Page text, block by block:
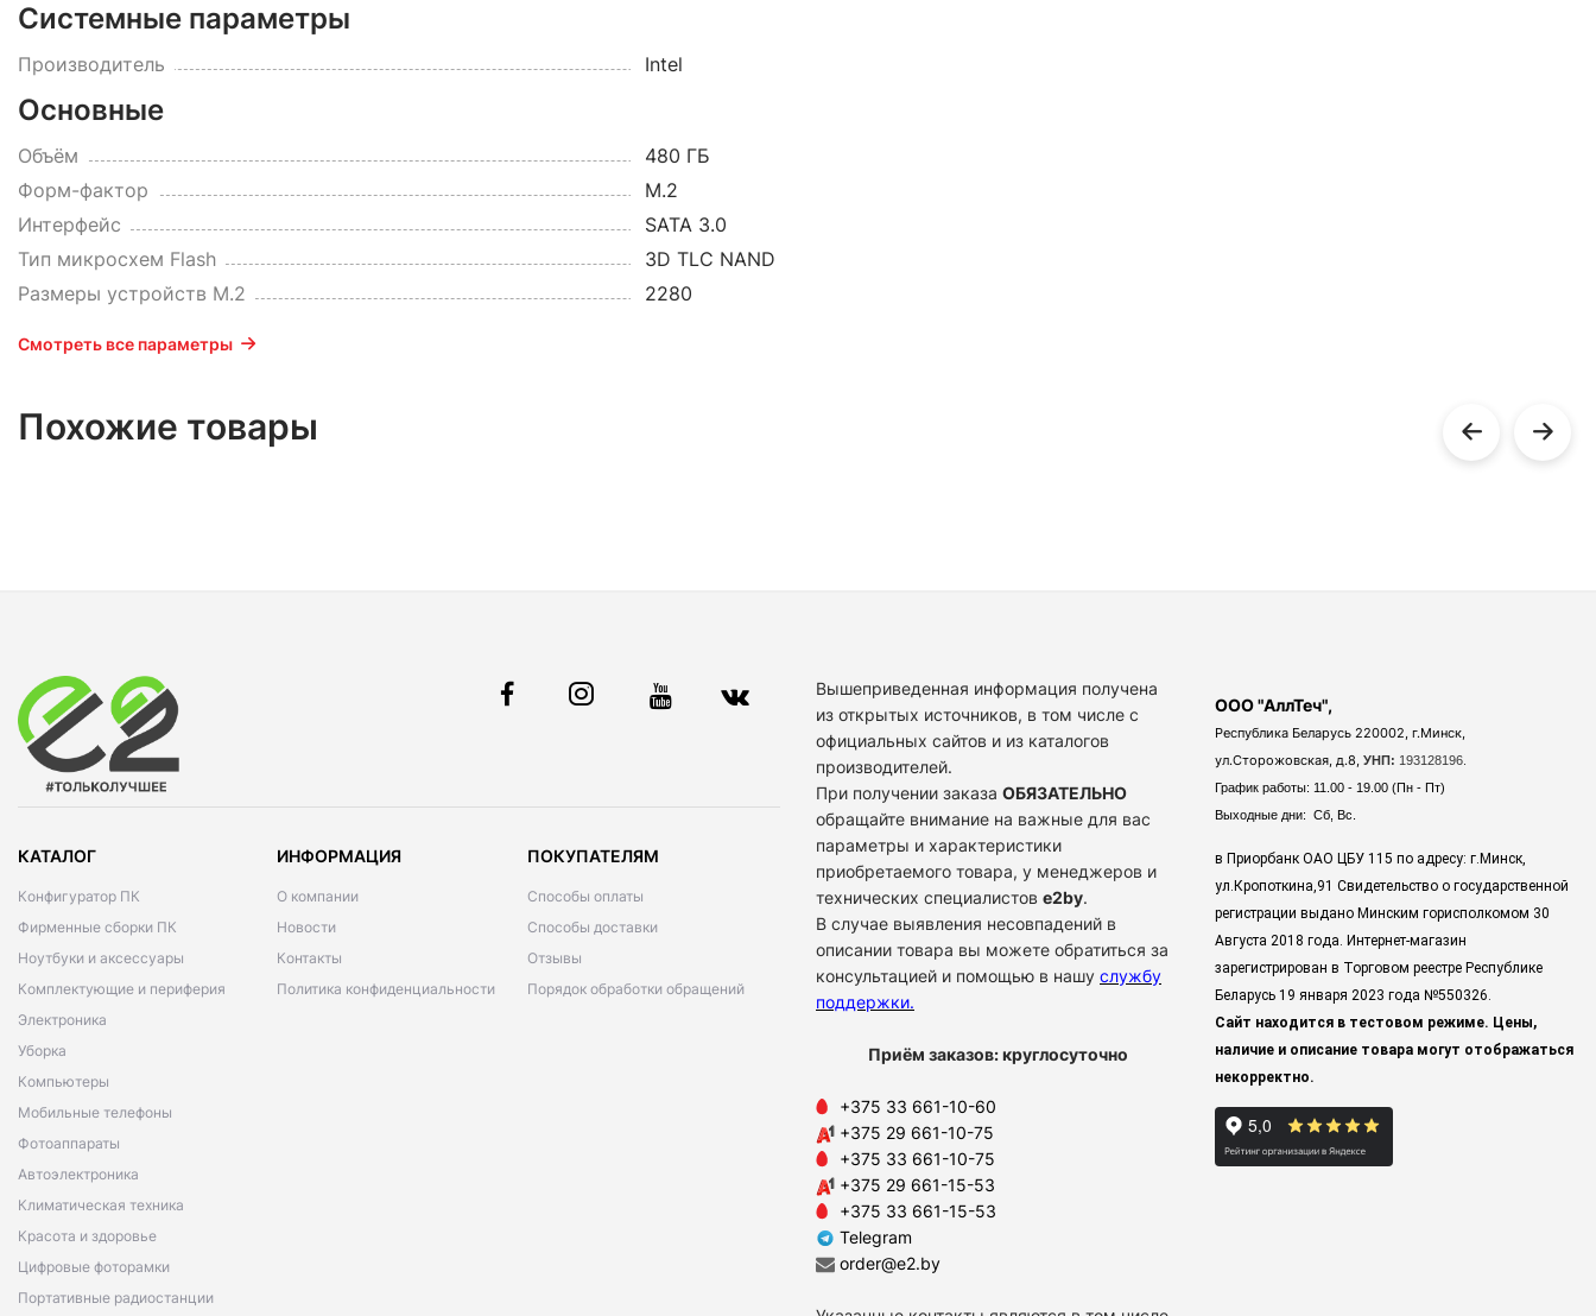
Системные параметры
Производитель Intel
Основные
Объём
480 ГБ
Форм-фактор
M.2
Интерфейс
SATA 3.0
Тип микросхем Flash
3D TLC NAND
Размеры устройств M.2
2280
Смотреть все параметры
Похожие товары
КАТАЛОГ
Конфигуратор ПК
Фирменные сборки ПК
Ноутбуки и аксессуары
Комплектующие и периферия
Электроника
Уборка
Компьютеры
Мобильные телефоны
Фотоаппараты
Автоэлектроника
Климатическая техника
Красота и здоровье
Цифровые фоторамки
Портативные радиостанции
ИНФОРМАЦИЯ
О компании
Новости
Контакты
Политика конфиденциальности
ПОКУПАТЕЛЯМ
Способы оплаты
Способы доставки
Отзывы
Порядок обработки обращений
Вышеприведенная информация получена
из открытых источников, в том числе с
официальных сайтов и из каталогов
производителей.
При получении заказа ОБЯЗАТЕЛЬНО
обращайте внимание на важные для вас
параметры и характеристики
приобретаемого товара, у менеджеров и
технических специалистов e2by.
В случае выявления несовпадений в
описании товара вы можете обратиться за
консультацией и помощью в нашу службу
поддержки.
Приём заказов: круглосуточно
+375 33 661-10-60
+375 29 661-10-75
+375 33 661-10-75
+375 29 661-15-53
+375 33 661-15-53
Telegram
order@e2.by
ООО "АллТеч",
Республика Беларусь 220002, г.Минск,
ул.Сторожовская, д.8, УНП: 193128196.
График работы: 11.00 - 19.00 (Пн - Пт)
Выходные дни: Сб, Вс.
в Приорбанк ОАО ЦБУ 115 по адресу: г.Минск,
ул.Кропоткина,91 Свидетельство о государственной
регистрации выдано Минским горисполкомом 30
Августа 2018 года. Интернет-магазин
зарегистрирован в Торговом реестре Республике
Беларусь 19 января 2023 года №550326.
Сайт находится в тестовом режиме. Цены,
наличие и описание товара могут отображаться
некорректно.